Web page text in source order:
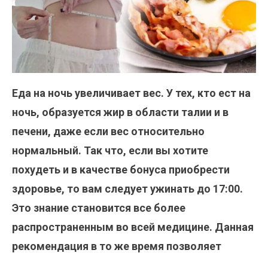
Еда на ночь увеличивает вес. У тех, кто ест на
ночь, образуется жир в области талии и в
печени, даже если вес относительно
нормальный. Так что, если вы хотите
похудеть и в качестве бонуса приобрести
здоровье, то вам следует ужинать до 17:00.
Это знание становится все более
распространенным во всей медицине. Данная
рекомендация в то же время позволяет